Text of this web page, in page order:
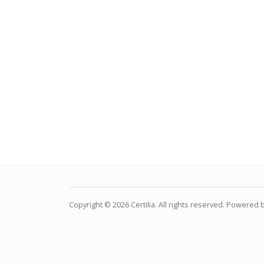
Copyright © 2026 Certilia. All rights reserved. Powered